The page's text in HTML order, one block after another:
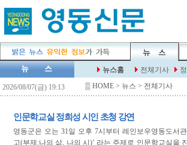
▒ HOME > 뉴스 > 전체기사
인문학교실 정희성 시인 초청 강연
영동군은 오는 31일 오후 7시부터 레인보우영동도서
고(부제:나의 삶, 나의 시)’ 라는 주제로 인문학교실을